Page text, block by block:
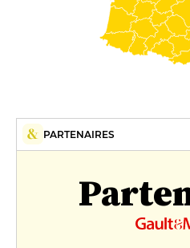
PARTENAIRES